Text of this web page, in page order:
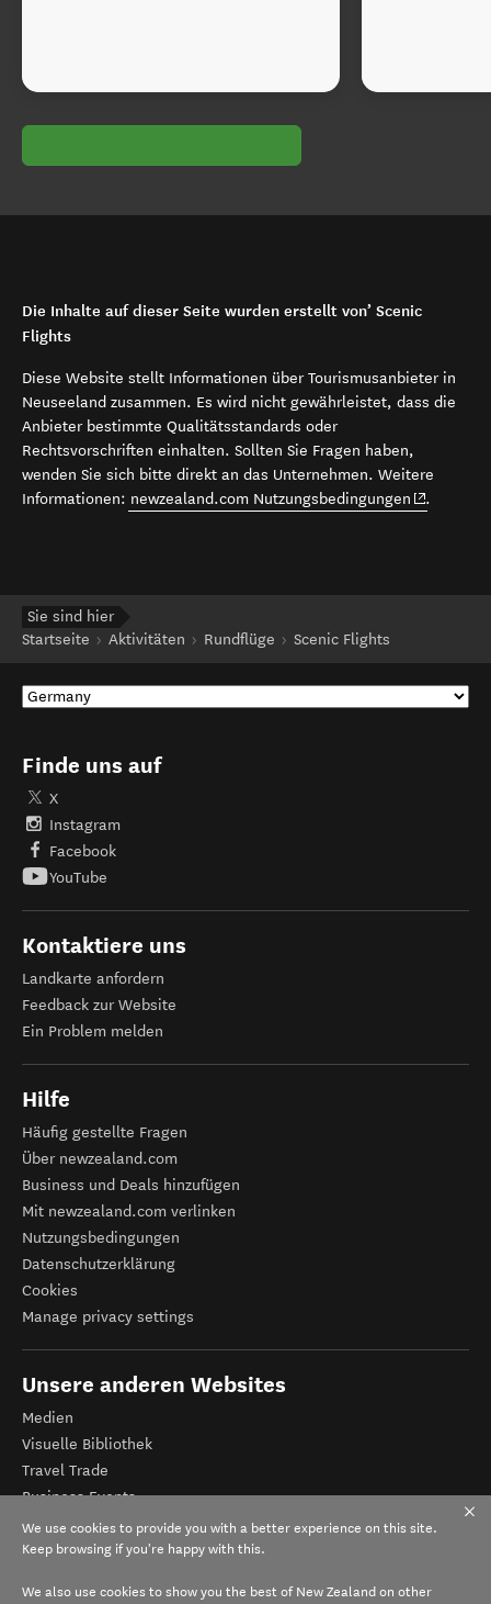
Die Inhalte auf dieser Seite wurden erstellt von’ Scenic
Flights
Diese Website stellt Informationen über Tourismusanbieter in
Neuseeland zusammen. Es wird nicht gewährleistet, dass die
Anbieter bestimmte Qualitätsstandards oder
Rechtsvorschriften einhalten. Sollten Sie Fragen haben,
wenden Sie sich bitte direkt an das Unternehmen. Weitere
Informationen: newzealand.com Nutzungsbedingungen (opens in
.
Sie sind hier
Startseite
Aktivitäten Rundflüge Scenic Flights
Finde uns auf
X
Instagram
Facebook
YouTube
Kontaktiere uns
Landkarte anfordern
Feedback zur Website
Ein Problem melden
Hilfe
Häufig gestellte Fragen
Über newzealand.com
Business und Deals hinzufügen
Mit newzealand.com verlinken
Nutzungsbedingungen
Datenschutzerklärung
Cookies
Manage privacy settings
Unsere anderen Websites
Medien
Visuelle Bibliothek
Travel Trade
Business Events
Tourismus Neuseeland
Veranstalter-Registrierung
We use cookies to provide you with a better experience on this site.
Keep browsing if you're happy with this.
We also use cookies to show you the best of New Zealand on other